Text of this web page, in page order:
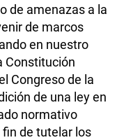
de amenazas a la
de marcos
en nuestro
Constitución
Congreso de la
de una ley en
normativo
de tutelar los